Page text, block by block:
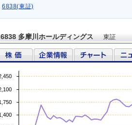
6838(東証)
6838 多摩川ホールディングス 東証